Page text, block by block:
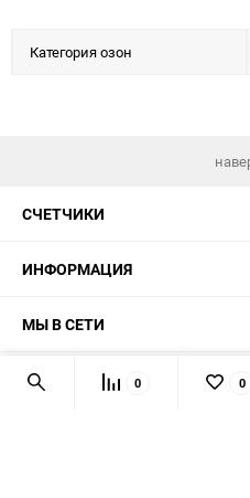
Категория озон
СЧЕТЧИКИ
ИНФОРМАЦИЯ
МЫ В СЕТИ
КОНТАКТЫ 0 0